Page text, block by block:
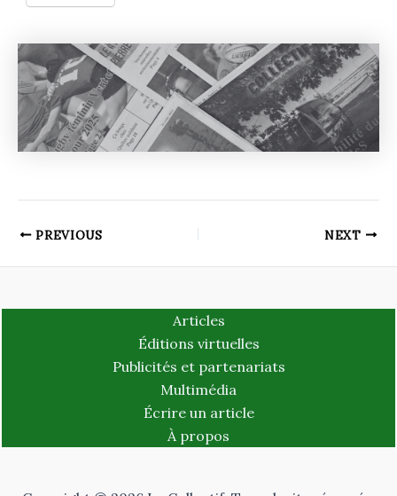
PREVIOUS NEXT
Articles
Éditions virtuelles
Publicités et partenariats
Multimédia
Écrire un article
À propos